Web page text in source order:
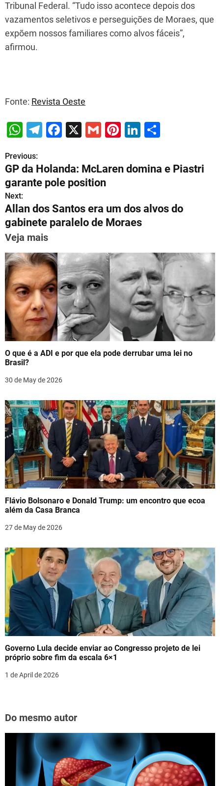
Tribunal Federal. “Tudo isso acontece depois dos
vazamentos seletivos e perseguições de Moraes, que
expõem nossos familiares como alvos fáceis”,
afirmou.
Fonte: Revista Oeste
W
at
s
p
p
T
e
gr
a
m
F
c
e
b
o
o
X
G
l
Pi
er
e
Li
k
e
n
ar
e
P
o
s
t
n
a
v
i
g
a
t
i
o
n
Previous:
GP da Holanda: McLaren domina e Piastri
garante pole position
Next:
Allan dos Santos era um dos alvos do
gabinete paralelo de Moraes
Veja mais
O que é a ADI e por que ela pode derrubar uma lei no
Brasil?
30 de May de 2026
Flávio Bolsonaro e Donald Trump: um encontro que ecoa
além da Casa Branca
27 de May de 2026
Governo Lula decide enviar ao Congresso projeto de lei
próprio sobre fim da escala 6×1
1 de April de 2026
Do mesmo autor